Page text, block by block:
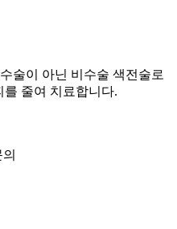
술이 아닌 비수술 색전술로
줄여 치료합니다.